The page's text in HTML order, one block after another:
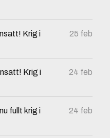
Krig i
25 feb
Krig i
24 feb
fullt krig i
24 feb